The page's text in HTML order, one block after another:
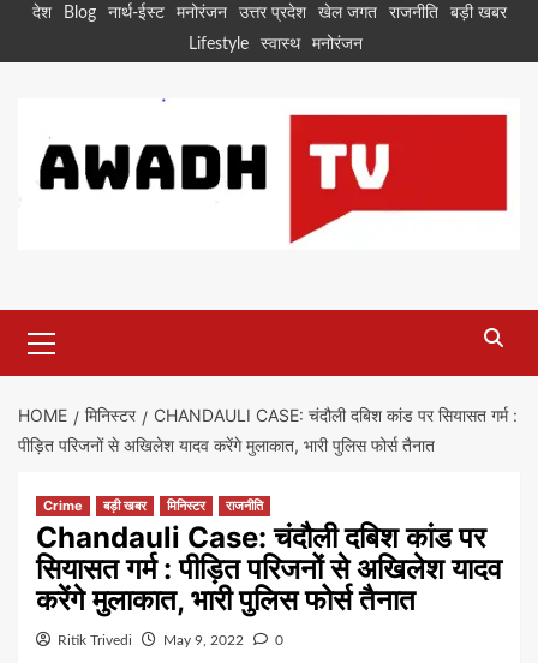
Skipदेश Blog नार्थ-ईस्ट मनोरंजन उत्तर प्रदेश खेल जगत राजनीति
बड़ी खबर
Lifestyle
स्वास्थ मनोरंजन
Menu
HOME मिनिस्टर
CHANDAULI CASE: चंदौली दबिश कांड पर सियासत गर्म :
पीड़ित परिजनों से अखिलेश यादव करेंगे मुलाकात, भारी पुलिस फोर्स तैनात
Crime बड़ी खबर मिनिस्टर राजनीति
Chandauli Case: चंदौली दबिश कांड पर
सियासत गर्म : पीड़ित परिजनों से अखिलेश यादव
करेंगे मुलाकात, भारी पुलिस फोर्स तैनात
Ritik Trivedi May 9, 2022 0